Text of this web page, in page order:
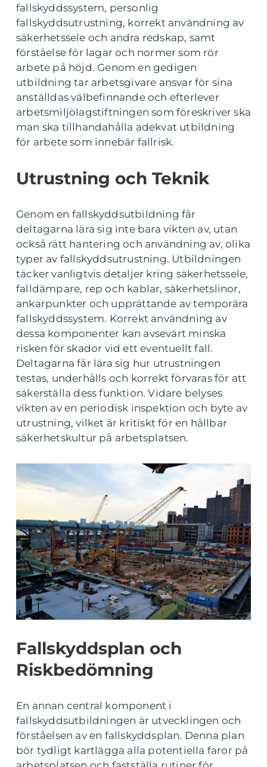
fallskyddssystem, personlig
fallskyddsutrustning, korrekt användning av
säkerhetssele och andra redskap, samt
förståelse för lagar och normer som rör
arbete på höjd. Genom en gedigen
utbildning tar arbetsgivare ansvar för sina
anställdas välbefinnande och efterlever
arbetsmiljölagstiftningen som föreskriver ska
man ska tillhandahålla adekvat utbildning
för arbete som innebär fallrisk.
Utrustning och Teknik
Genom en fallskyddsutbildning får
deltagarna lära sig inte bara vikten av, utan
också rätt hantering och användning av, olika
typer av fallskyddsutrustning. Utbildningen
täcker vanligtvis detaljer kring säkerhetssele,
falldämpare, rep och kablar, säkerhetslinor,
ankarpunkter och upprättande av temporära
fallskyddssystem. Korrekt användning av
dessa komponenter kan avsevärt minska
risken för skador vid ett eventuellt fall.
Deltagarna får lära sig hur utrustningen
testas, underhålls och korrekt förvaras för att
säkerställa dess funktion. Vidare belyses
vikten av en periodisk inspektion och byte av
utrustning, vilket är kritiskt för en hållbar
säkerhetskultur på arbetsplatsen.
Fallskyddsplan och
Riskbedömning
En annan central komponent i
fallskyddsutbildningen är utvecklingen och
förståelsen av en fallskyddsplan. Denna plan
bör tydligt kartlägga alla potentiella faror på